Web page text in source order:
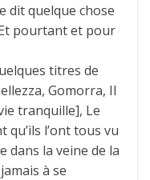
dit quelque chose
pourtant et pour
titres de
Gomorra, Il
tranquille], Le
qu’ils l’ont tous vu
dans la veine de la
à se